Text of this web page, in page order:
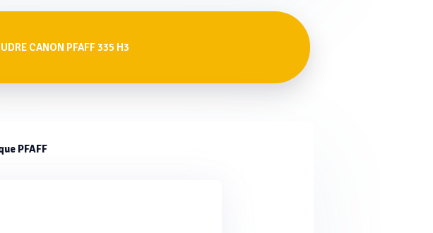
CANON PFAFF 335 H3
PFAFF